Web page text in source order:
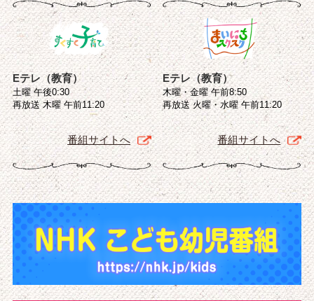
Eテレ（教育）
土曜 午後0:30
再放送 木曜 午前11:20
番組サイトへ
Eテレ（教育）
木曜・金曜 午前8:50
再放送 火曜・水曜 午前11:20
番組サイトへ